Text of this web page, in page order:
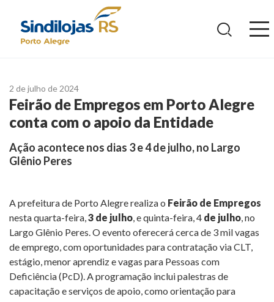
2 de julho de 2024
Feirão de Empregos em Porto Alegre
conta com o apoio da Entidade
Ação acontece nos dias 3 e 4 de julho, no Largo
Glênio Peres
A prefeitura de Porto Alegre realiza o Feirão de Empregos
nesta quarta-feira,3 de julho, e quinta-feira, 4 de julho, no
Largo Glênio Peres. O evento oferecerá cerca de 3 mil vagas
de emprego, com oportunidades para contratação via CLT,
estágio, menor aprendiz e vagas para Pessoas com
Deficiência (PcD). A programação inclui palestras de
capacitação e serviços de apoio, como orientação para